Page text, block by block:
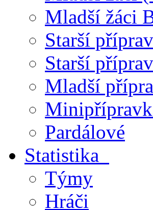
Mladší žáci
Starší
Starší
Mladší
Pardálové
Statistika
Týmy
Hráči